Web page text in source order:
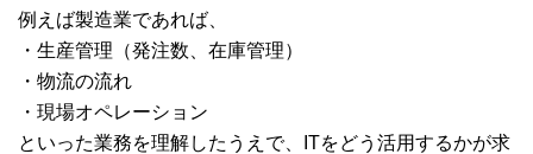
例えば製造業であれば、
・生産管理（発注数、在庫管理）
・物流の流れ
・現場オペレーション
といった業務を理解したうえで、ITをどう活用するかが求